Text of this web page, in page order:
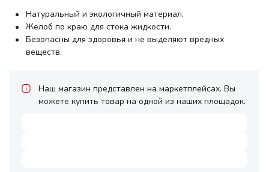
Натуральный и экологичный материал.
Желоб по краю для стока жидкости.
Безопасны для здоровья и не выделяют вредных
веществ.
Наш магазин представлен на маркетплейсах. Вы
можете купить товар на одной из наших площадок.